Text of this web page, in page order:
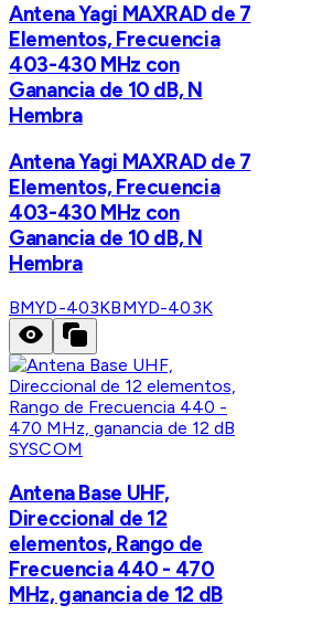
Antena Yagi MAXRAD de 7
Elementos, Frecuencia
403-430 MHz con
Ganancia de 10 dB, N
Hembra
Antena Yagi MAXRAD de 7
Elementos, Frecuencia
403-430 MHz con
Ganancia de 10 dB, N
Hembra
BMYD-403KBMYD-403K
SYSCOM
Antena Base UHF,
Direccional de 12
elementos, Rango de
Frecuencia 440 - 470
MHz, ganancia de 12 dB